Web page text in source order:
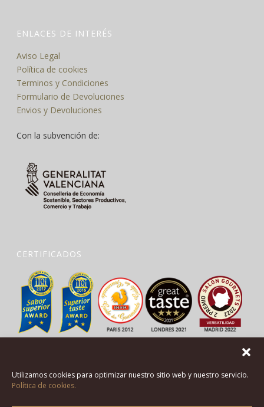
Utilizamos cookies para optimizar nuestro sitio web y nuestro servicio.
Política de cookies.
ENLACES DE INTERÉS
Aviso Legal
Política de cookies
Terminos y Condiciones
Formulario de Devoluciones
Envios y Devoluciones
Con la subvención de:
CERTIFICADOS